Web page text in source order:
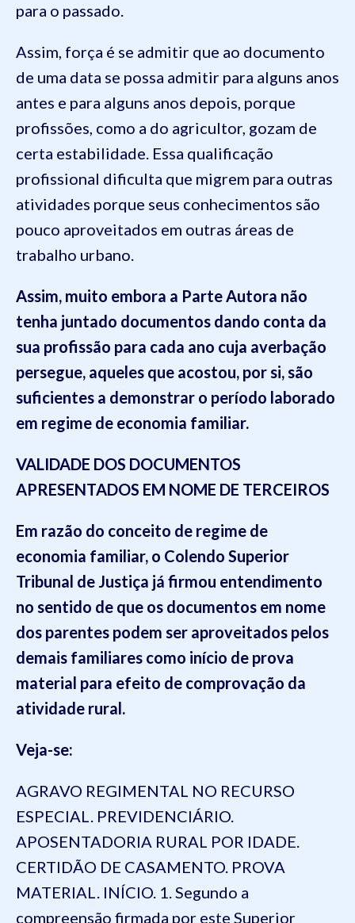
para o passado.
Assim, força é se admitir que ao documento
de uma data se possa admitir para alguns anos
antes e para alguns anos depois, porque
profissões, como a do agricultor, gozam de
certa estabilidade. Essa qualificação
profissional dificulta que migrem para outras
atividades porque seus conhecimentos são
pouco aproveitados em outras áreas de
trabalho urbano.
Assim, muito embora a Parte Autora não
tenha juntado documentos dando conta da
sua profissão para cada ano cuja averbação
persegue, aqueles que acostou, por si, são
suficientes a demonstrar o período laborado
em regime de economia familiar.
VALIDADE DOS DOCUMENTOS
APRESENTADOS EM NOME DE TERCEIROS
Em razão do conceito de regime de
economia familiar, o Colendo Superior
Tribunal de Justiça já firmou entendimento
no sentido de que os documentos em nome
dos parentes podem ser aproveitados pelos
demais familiares como início de prova
material para efeito de comprovação da
atividade rural.
Veja-se:
AGRAVO REGIMENTAL NO RECURSO
ESPECIAL. PREVIDENCIÁRIO.
APOSENTADORIA RURAL POR IDADE.
CERTIDÃO DE CASAMENTO. PROVA
MATERIAL. INÍCIO. 1. Segundo a
compreensão firmada por este Superior